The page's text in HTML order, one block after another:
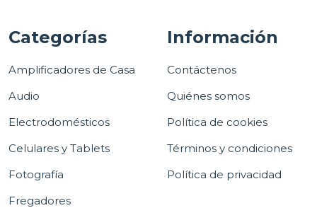
Categorías
Amplificadores de Casa
Audio
Electrodomésticos
Celulares y Tablets
Fotografía
Fregadores
Información
Contáctenos
Quiénes somos
Política de cookies
Términos y condiciones
Política de privacidad